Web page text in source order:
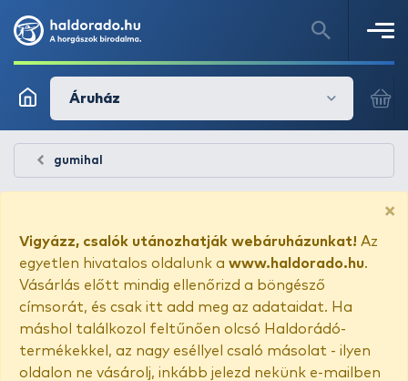
Áruház
gumihal
×
Vigyázz, csalók utánozhatják webáruházunkat! Az
egyetlen hivatalos oldalunk a www.haldorado.hu.
Vásárlás előtt mindig ellenőrizd a böngésző
címsorát, és csak itt add meg az adataidat. Ha
máshol találkozol feltűnően olcsó Haldorádó-
termékekkel, az nagy eséllyel csaló másolat - ilyen
oldalon ne vásárolj, inkább jelezd nekünk e-mailben